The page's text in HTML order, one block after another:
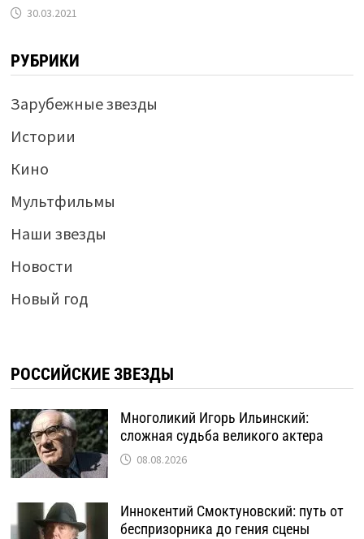
30.03.2021
РУБРИКИ
Зарубежные звезды
Истории
Кино
Мультфильмы
Наши звезды
Новости
Новый год
РОССИЙСКИЕ ЗВЕЗДЫ
Многоликий Игорь Ильинский:
сложная судьба великого актера
08.08.2026
Иннокентий Смоктуновский: путь от
беспризорника до гения сцены